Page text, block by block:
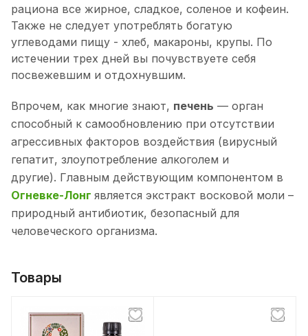
рациона все жирное, сладкое, соленое и кофеин.
Также не следует употреблять богатую
углеводами пищу - хлеб, макароны, крупы. По
истечении трех дней вы почувствуете себя
посвежевшим и отдохнувшим.
Впрочем, как многие знают, печень — орган
способный к самообновлению при отсутствии
агрессивных факторов воздействия (вирусный
гепатит, злоупотребление алкоголем и
другие). Главным действующим компонентом в
Огневке-Лонг является экстракт восковой моли –
природный антибиотик, безопасный для
человеческого организма.
Товары